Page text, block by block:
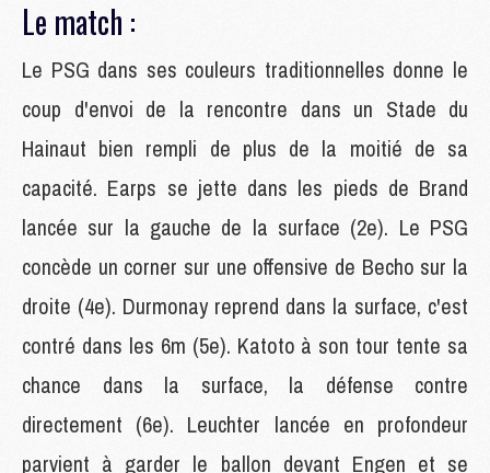
Le match :
Le PSG dans ses couleurs traditionnelles donne le
coup d'envoi de la rencontre dans un Stade du
Hainaut bien rempli de plus de la moitié de sa
capacité. Earps se jette dans les pieds de Brand
lancée sur la gauche de la surface (2e). Le PSG
concède un corner sur une offensive de Becho sur la
droite (4e). Durmonay reprend dans la surface, c'est
contré dans les 6m (5e). Katoto à son tour tente sa
chance dans la surface, la défense contre
directement (6e). Leuchter lancée en profondeur
parvient à garder le ballon devant Engen et se